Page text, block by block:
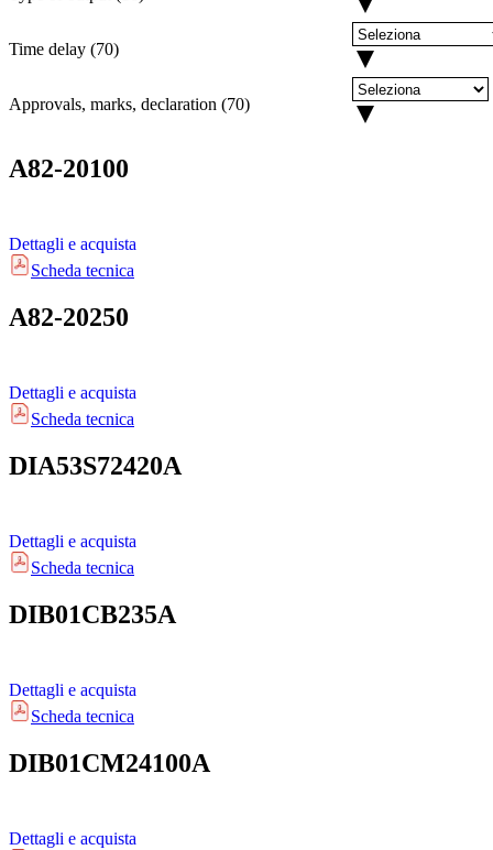
Time delay (70)
Approvals, marks, declaration (70)
A82-20100
Dettagli e acquista
Scheda tecnica
A82-20250
Dettagli e acquista
Scheda tecnica
DIA53S72420A
Dettagli e acquista
Scheda tecnica
DIB01CB235A
Dettagli e acquista
Scheda tecnica
DIB01CM24100A
Dettagli e acquista